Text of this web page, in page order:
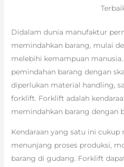
Didalam dunia manufaktur
memindahkan barang, mulai
melebihi kemampuan
pemindahan barang dengan
diperlukan material handling,
forklift. Forklift adalah
memindahkan barang dengan
Kendaraan yang satu ini
menunjang proses produksi,
barang di gudang. Forklift